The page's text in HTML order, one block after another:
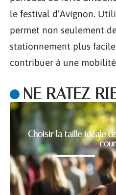
le festival d’Avignon.
permet non seulement
stationnement plus
contribuer à une
NE RATEZ
Choisir la taille idéale